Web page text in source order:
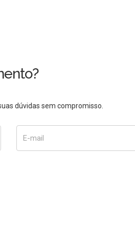
dúvidas sem compromisso.